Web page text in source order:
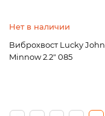
Нет в наличии
Виброхвост Lucky John
Minnow 2.2" 085